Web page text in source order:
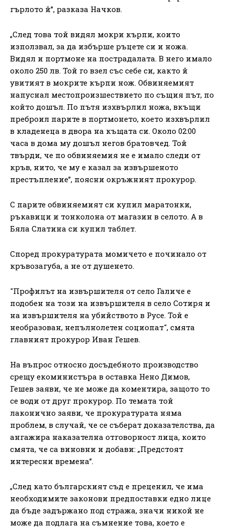
гърлото й”, разказа Начков.
„След това той видял мокри кърпи, които
използвал, за да избърше ръцете си и ножа.
Видял и портмоне на пострадалата. В него имало
около 250 лв. Той го взел със себе си, както й
увитият в мокрите кърпи нож. Обвиняемият
напуснал местопроизшествието по същия път, по
който дошъл. По пътя изхвърлил ножа, вкъщи
преброил парите в портмонето, което изхвърлил
в кладенеца в двора на къщата си. Около 02:00
часа в дома му дошъл негов братовчед. Той
твърди, че по обвиняемия не е имало следи от
кръв, нито, че му е казал за извършеното
престъпление”, поясни окръжният прокурор.
С парите обвиняемият си купил маратонки,
ръкавици и тонколона от магазин в селото. А в
Бяла Слатина си купил таблет.
Според прокуратурата момичето е починало от
кръвозагуба, а не от душенето.
"Профилът на извършителя от село Галиче е
подобен на този на извършителя в село Сотиря и
на извършителя на убийството в Русе. Той е
необразован, непълнолетен социопат", смята
главният прокурор Иван Гешев.
На въпрос относно досъдебното производство
срещу екоминистъра в оставка Нено Димов,
Гешев заяви, че не може да коментира, защото то
се води от друг прокурор. По темата той
лаконично заяви, че прокуратурата няма
проблем, в случай, че се съберат доказателства, да
ангажира наказателна отговорност лица, които
смята, че са виновни и добави: „Предстоят
интересни времена”.
„След като българският съд е преценил, че има
необходимите законови предпоставки едно лице
да бъде задържано под стража, значи никой не
може да подлага на съмнение това, което е